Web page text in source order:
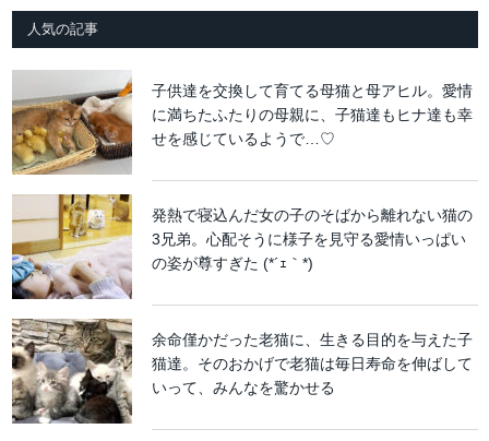
人気の記事
子供達を交換して育てる母猫と母アヒル。愛情
に満ちたふたりの母親に、子猫達もヒナ達も幸
せを感じているようで…♡
発熱で寝込んだ女の子のそばから離れない猫の
3兄弟。心配そうに様子を見守る愛情いっぱい
の姿が尊すぎた (*´ｪ｀*)
余命僅かだった老猫に、生きる目的を与えた子
猫達。そのおかげで老猫は毎日寿命を伸ばして
いって、みんなを驚かせる